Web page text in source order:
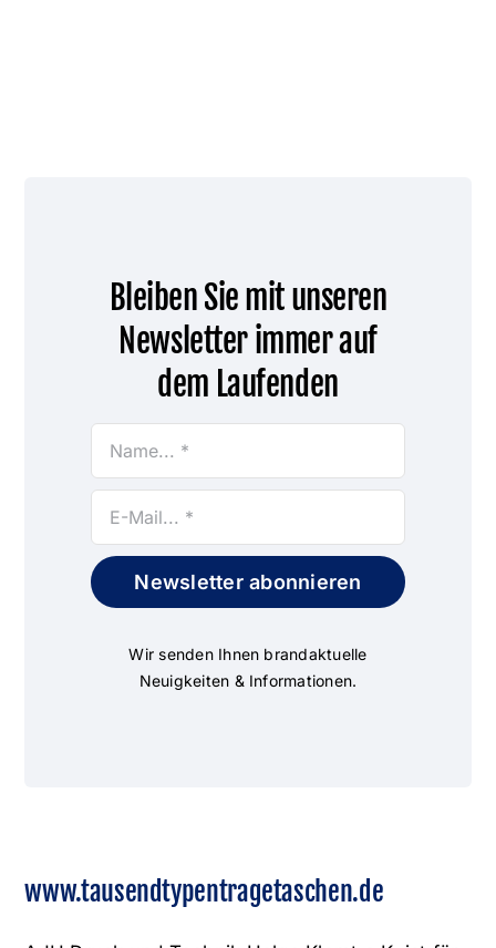
Bleiben Sie mit unseren
Newsletter immer auf
dem Laufenden
Newsletter abonnieren
Wir senden Ihnen brandaktuelle
Neuigkeiten & Informationen.
www.tausendtypentragetaschen.de